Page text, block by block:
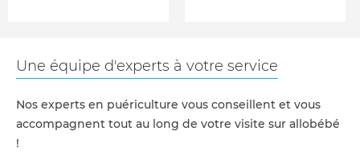
Une équipe d'experts à votre service
Nos experts en puériculture vous conseillent et vous
accompagnent tout au long de votre visite sur allobébé
!